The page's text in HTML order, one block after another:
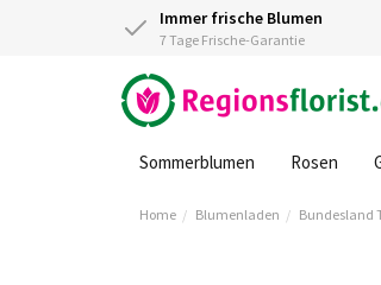
Immer frische Blumen
7 Tage Frische-Garantie
Sommerblumen Rosen
Home Blumenladen Bundesland